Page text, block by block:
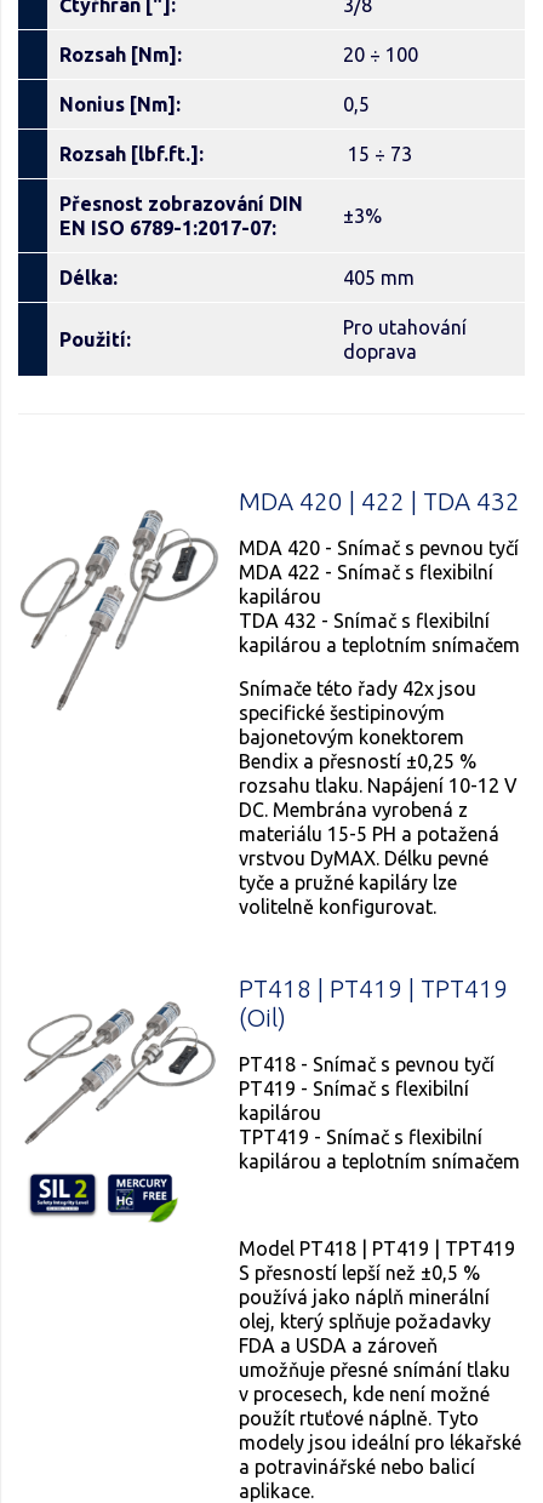
Čtyřhran ["]: 3/8
Rozsah [Nm]: 20 ÷ 100
Nonius [Nm]: 0,5
Rozsah [lbf.ft.]: 15 ÷ 73
Přesnost zobrazování DIN
EN ISO 6789-1:2017-07:
±3%
Délka: 405 mm
Použití:
Pro utahování
doprava
MDA 420 | 422 | TDA 432
MDA 420 - Snímač s pevnou tyčí
MDA 422 - Snímač s flexibilní
kapilárou
TDA 432 - Snímač s flexibilní
kapilárou a teplotním snímačem
Snímače této řady 42x jsou
specifické šestipinovým
bajonetovým konektorem
Bendix a přesností ±0,25 %
rozsahu tlaku. Napájení 10-12 V
DC. Membrána vyrobená z
materiálu 15-5 PH a potažená
vrstvou DyMAX. Délku pevné
tyče a pružné kapiláry lze
volitelně konfigurovat.
PT418 | PT419 | TPT419
(Oil)
PT418 - Snímač s pevnou tyčí
PT419 - Snímač s flexibilní
kapilárou
TPT419 - Snímač s flexibilní
kapilárou a teplotním snímačem
Model PT418 | PT419 | TPT419
S přesností lepší než ±0,5 %
používá jako náplň minerální
olej, který splňuje požadavky
FDA a USDA a zároveň
umožňuje přesné snímání tlaku
v procesech, kde není možné
použít rtuťové náplně. Tyto
modely jsou ideální pro lékařské
a potravinářské nebo balicí
aplikace.